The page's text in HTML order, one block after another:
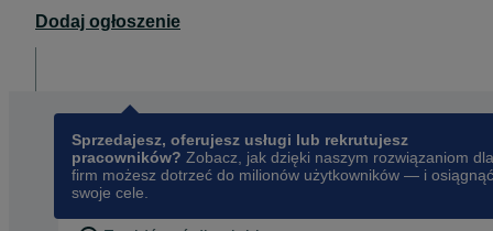
Dodaj ogłoszenie
Sprzedajesz, oferujesz usługi lub rekrutujesz
pracowników? Zobacz, jak dzięki naszym rozwiązaniom dla
firm możesz dotrzeć do milionów użytkowników — i osiągnąć
swoje cele.